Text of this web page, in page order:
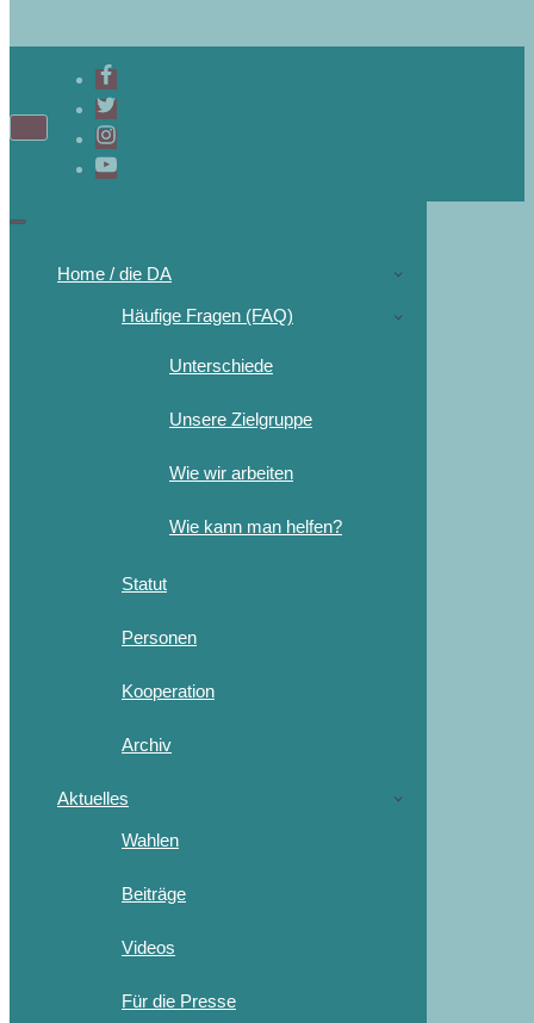
Home / die DA
Häufige Fragen (FAQ)
Unterschiede
Unsere Zielgruppe
Wie wir arbeiten
Wie kann man helfen?
Statut
Personen
Kooperation
Archiv
Aktuelles
Wahlen
Beiträge
Videos
Für die Presse